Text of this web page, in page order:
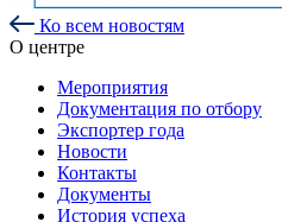
Ко всем новостям
О центре
Мероприятия
Документация по отбору
Экспортер года
Новости
Контакты
Документы
История успеха